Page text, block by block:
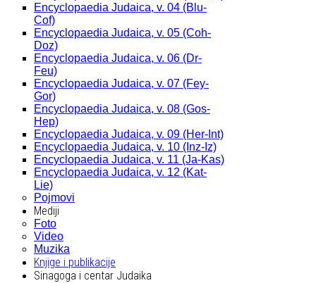
Encyclopaedia Judaica, v. 04 (Blu-
Cof)
Encyclopaedia Judaica, v. 05 (Coh-
Doz)
Encyclopaedia Judaica, v. 06 (Dr-
Feu)
Encyclopaedia Judaica, v. 07 (Fey-
Gor)
Encyclopaedia Judaica, v. 08 (Gos-
Hep)
Encyclopaedia Judaica, v. 09 (Her-Int)
Encyclopaedia Judaica, v. 10 (Inz-Iz)
Encyclopaedia Judaica, v. 11 (Ja-Kas)
Encyclopaedia Judaica, v. 12 (Kat-
Lie)
Pojmovi
Mediji
Foto
Video
Muzika
Knjige i publikacije
Sinagoga i centar Judaika